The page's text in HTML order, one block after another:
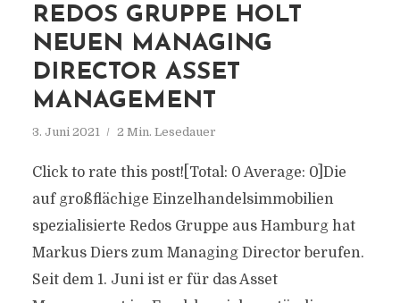
REDOS GRUPPE HOLT
NEUEN MANAGING
DIRECTOR ASSET
MANAGEMENT
3. Juni 2021 2 Min. Lesedauer
Click to rate this post![Total: 0 Average: 0]Die
auf großflächige Einzelhandelsimmobilien
spezialisierte Redos Gruppe aus Hamburg hat
Markus Diers zum Managing Director berufen.
Seit dem 1. Juni ist er für das Asset